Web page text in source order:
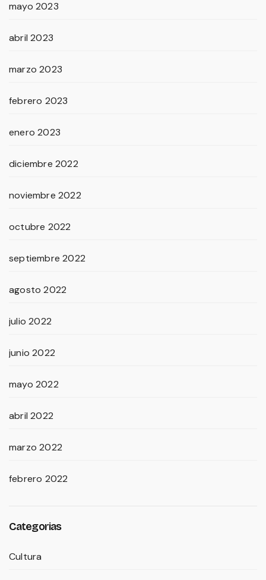
mayo 2023
abril 2023
marzo 2023
febrero 2023
enero 2023
diciembre 2022
noviembre 2022
octubre 2022
septiembre 2022
agosto 2022
julio 2022
junio 2022
mayo 2022
abril 2022
marzo 2022
febrero 2022
Categorias
Cultura